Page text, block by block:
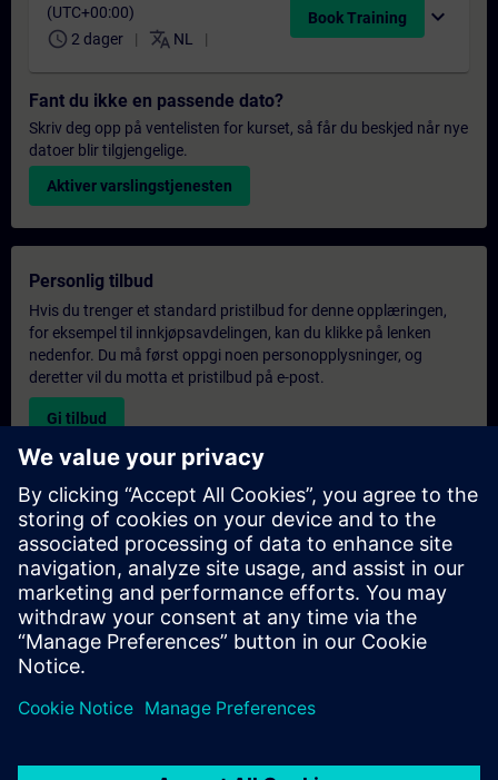
(UTC+00:00)
schedule 2 dager translate NL
Book Training expand_more
Fant du ikke en passende dato?
Skriv deg opp på ventelisten for kurset, så får du beskjed når nye
datoer blir tilgjengelige.
Aktiver varslingstjenesten
Personlig tilbud
Hvis du trenger et standard pristilbud for denne opplæringen,
for eksempel til innkjøpsavdelingen, kan du klikke på lenken
nedenfor. Du må først oppgi noen personopplysninger, og
deretter vil du motta et pristilbud på e-post.
Gi tilbud
Forespørsel om eksklusiv opplæring
Fyll ut skjemaet nedenfor hvis du ønsker et tilbud på et
eksklusivt kurs, enten på stedet, virtuelt eller på vårt SITRAIN-
kurssenter. Denne typen forespørsel passer for større grupper (6
personer eller flere). Etter at du har oppgitt kontaktinformasjon
og kursbehov, vil du motta et tilbud fra oss.
Be om eksklusivt tilbud